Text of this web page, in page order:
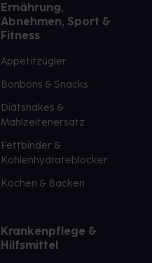
Ernährung,
Abnehmen, Sport &
Fitness
Appetitzügler
Bonbons & Snacks
Diätshakes &
Mahlzeitenersatz
Fettbinder &
Kohlenhydrateblocker
Kochen & Backen
Krankenpflege &
Hilfsmittel